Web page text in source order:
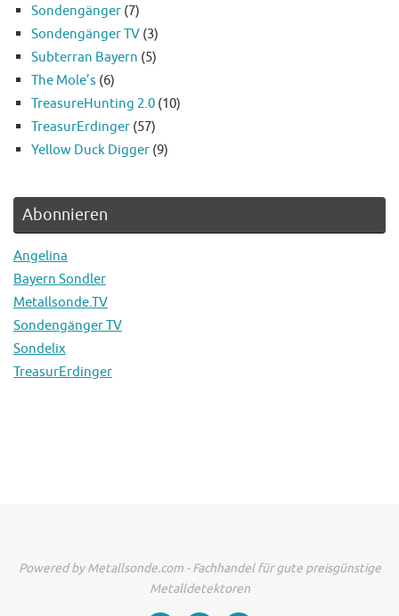
Sondengänger (7)
Sondengänger TV (3)
Subterran Bayern (5)
The Mole’s (6)
TreasureHunting 2.0 (10)
TreasurErdinger (57)
Yellow Duck Digger (9)
Abonnieren
Angelina
Bayern Sondler
Metallsonde.TV
Sondengänger TV
Sondelix
TreasurErdinger
Powered by Metallsonde.com - Fachhandel für gute preisgünstige
Metalldetektoren